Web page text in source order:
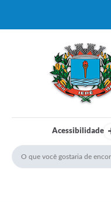
Acessibilidade